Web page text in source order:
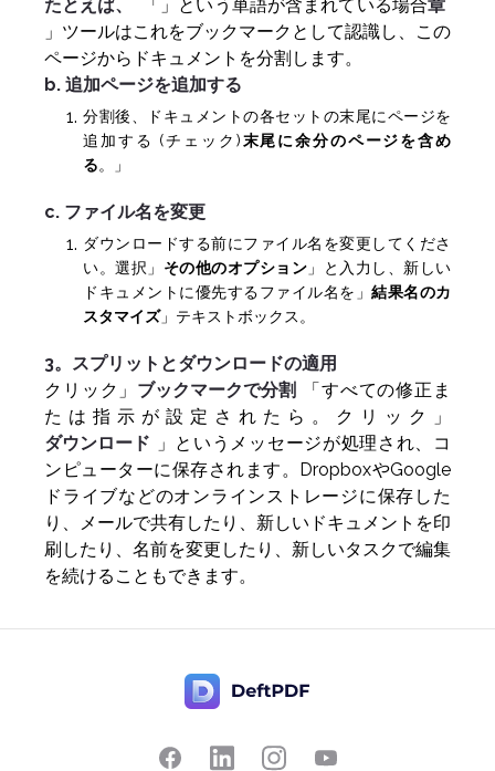
たとえば、 「」という単語が含まれている場合章
」ツールはこれをブックマークとして認識し、この
ページからドキュメントを分割します。
b. 追加ページを追加する
分割後、ドキュメントの各セットの末尾にページを
追加する (チェック)末尾に余分のページを含め
る。」
c. ファイル名を変更
ダウンロードする前にファイル名を変更してくださ
い。選択」 その他のオプション 」と入力し、新しい
ドキュメントに優先するファイル名を」 結果名のカ
スタマイズ」テキストボックス。
3。スプリットとダウンロードの適用
クリック」 ブックマークで分割
「すべての修正ま
たは指示が設定されたら。クリック」
ダウンロード
」というメッセージが処理され、コ
ンピューターに保存されます。DropboxやGoogle
ドライブなどのオンラインストレージに保存した
り、メールで共有したり、新しいドキュメントを印
刷したり、名前を変更したり、新しいタスクで編集
を続けることもできます。